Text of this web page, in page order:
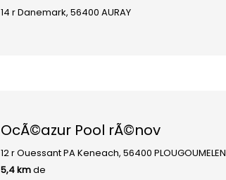
14 r Danemark, 56400 AURAY
OcÃ©azur Pool rÃ©nov
12 r Ouessant PA Keneach, 56400 PLOUGOUMELEN
5,4 kmde